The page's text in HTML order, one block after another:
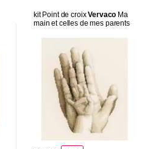
kit Point de croixVervaco Ma
main et celles de mes parents